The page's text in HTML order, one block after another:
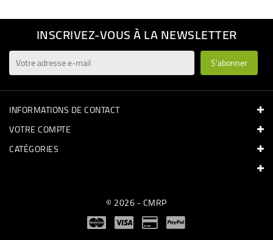
INSCRIVEZ-VOUS À LA NEWSLETTER
INFORMATIONS DE CONTACT
VOTRE COMPTE
CATÉGORIES
© 2026 - CMRP